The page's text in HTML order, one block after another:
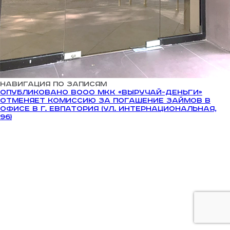
Навигация по записям
Опубликовано вООО МКК «Выручай-Деньги»
отменяет комиссию за погашение займов в
офисе в г. Евпатория (ул. Интернациональная,
96)